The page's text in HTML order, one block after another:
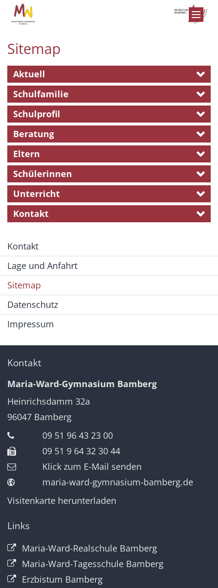
Zum Inhalt springen
Sitemap
Aktuell
Schulfamilie
Schulprofil
Beratung
Eltern
Schülerinnen
Unterricht
Kontakt
Kontakt
Lage und Anfahrt
Sitemap
Datenschutz
Impressum
Kontakt
Maria-Ward-Gymnasium Bamberg
Heinrichsdamm 32a
96047 Bamberg
09 51 96 43 23 00
09 51 9 64 32 30 44
Klick zum E-Mail senden
maria-ward-gymnasium-bamberg.de
Visitenkarte herunterladen
Links
Maria-Ward-Realschule Bamberg
Maria-Ward-Tagesschule Bamberg
Erzbistum Bamberg